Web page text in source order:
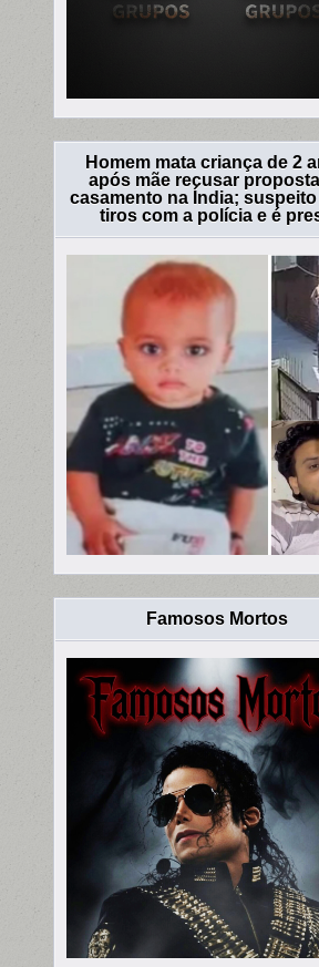
Homem mata criança de 2
após mãe recusar
casamento na Índia;
tiros com a polícia e é
Famosos Mortos